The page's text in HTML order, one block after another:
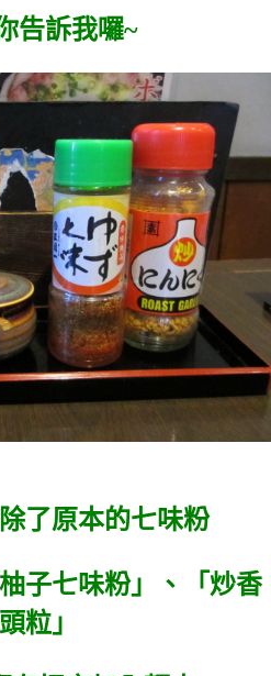
告訴我囉~
了原本的七味粉
子七味粉」、「炒香
粒」